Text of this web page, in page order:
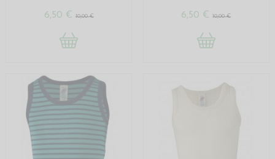
6,50 € 10,00 € 6,50 €10,00 €